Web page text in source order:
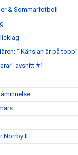
& Sommarfotboll
” Känslan är på topp”
avsnitt #1
Norrby IF